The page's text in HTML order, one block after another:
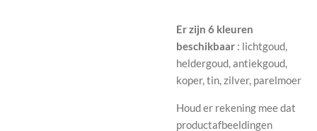
Er zijn 6 kleuren
beschikbaar : lichtgoud,
heldergoud, antiekgoud,
koper, tin, zilver, parelmoer
Houd er rekening mee dat
productafbeeldingen